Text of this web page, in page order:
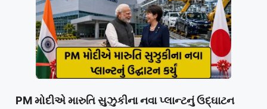
PM મોદીએ મારુતિ સુઝુકીના નવા પ્લાન્ટનું ઉદ્ઘાટન